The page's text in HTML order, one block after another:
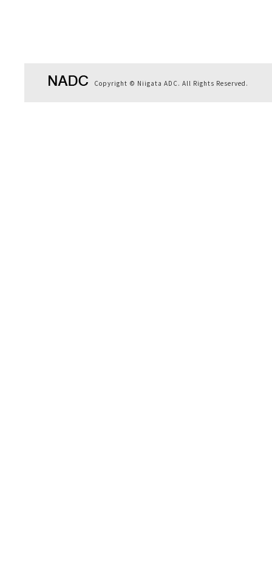
Copyright © Niigata ADC. All Rights Reserved.